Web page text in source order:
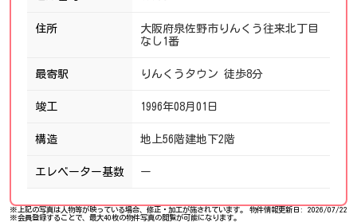
住所
大阪府泉佐野市りんくう往来北丁目
なし1番
最寄駅 りんくうタウン 徒歩8分
竣工 1996年08月01日
構造 地上56階建地下2階
エレベーター基数 ー
※上記の写真は人物等が映っている場合、修正・加工が施されています。
※会員登録することで、最大40枚の物件写真の閲覧が可能になります。
物件情報更新日: 2026/07/22